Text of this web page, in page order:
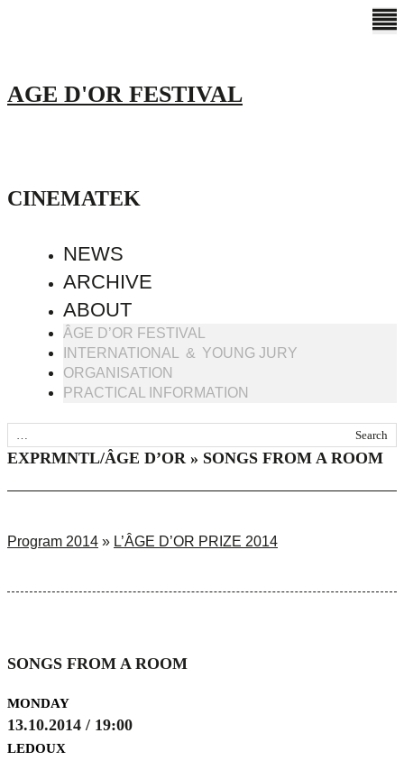
AGE D'OR FESTIVAL
CINEMATEK
NEWS
ARCHIVE
ABOUT
ÂGE D’OR FESTIVAL
INTERNATIONAL & YOUNG JURY
ORGANISATION
PRACTICAL INFORMATION
EXPRMNTL/ÂGE D’OR » SONGS FROM A ROOM
Program 2014 » L’ÂGE D’OR PRIZE 2014
SONGS FROM A ROOM
MONDAY
13.10.2014 / 19:00
LEDOUX